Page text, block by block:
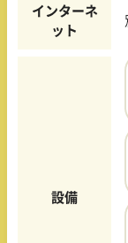
インターネ
ット
設備